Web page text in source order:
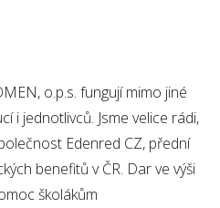
o.p.s. fungují mimo jiné
i jednotlivců. Jsme velice rádi,
Edenred CZ, přední
benefitů v ČR. Dar ve výši
školákům